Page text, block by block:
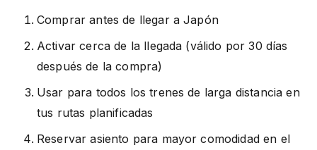
Comprar antes de llegar a Japón
Activar cerca de la llegada (válido por 30 días
después de la compra)
Usar para todos los trenes de larga distancia en
tus rutas planificadas
Reservar asiento para mayor comodidad en el